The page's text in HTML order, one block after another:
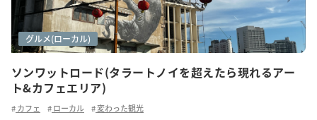
ソンワットロード(タラートノイを超えたら現れるアー
ト&カフェエリア)
アートシーン
グルメ
グルメ(ローカル)
カフェ ローカル 変わった観光